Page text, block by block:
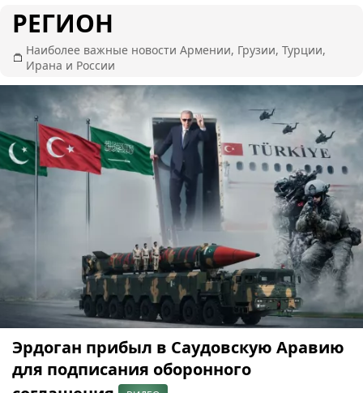
РЕГИОН
Наиболее важные новости Армении, Грузии, Турции,
Ирана и России
Эрдоган прибыл в Саудовскую Аравию
для подписания оборонного